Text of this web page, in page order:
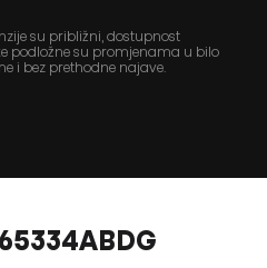
su približni, dostupnost
podložne su promjenama u bilo
i bez prethodne najave.